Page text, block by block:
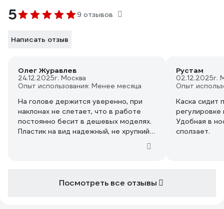
5 9 отзывов
Написать отзыв
Олег Журавлев
24.12.2025г. Москва
Опыт использования: Менее месяца
На голове держится уверенно, при
наклонах не слетает, что в работе
постоянно бесит в дешевых моделях.
Пластик на вид надежный, не хрупкий.
Рустам
02.12.2025г.
Опыт
Каска сидит
регулировке
Удобная в
сползает.
Посмотреть все отзывы